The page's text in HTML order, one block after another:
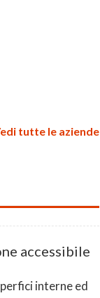
tutte le aziende
accessibile
interne ed